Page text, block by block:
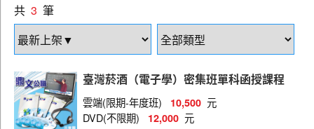
評價職位(營業、免稅店)
評價職位(店頭行銷)
評價職位(儲運、儲酒)
評價職位(物料倉儲)
共 3 筆
臺灣菸酒（電子學）密集班單科函授課程
雲端(限期-年度班) 10,500 元
DVD(不限期)
12,000 元